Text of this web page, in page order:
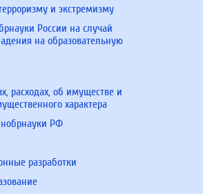
и экстремизму
России на случай
на образовательную
расходах, об имуществе и
характера
РФ
разработки